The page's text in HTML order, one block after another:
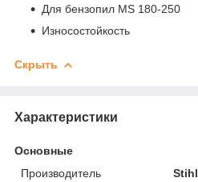
Для бензопил MS 180-250
Износостойкость
Скрыть
Характеристики
Основные
Производитель
Stihl